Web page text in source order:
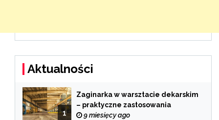
Aktualności
1
Zaginarka w warsztacie dekarskim
– praktyczne zastosowania
9 miesięcy ago